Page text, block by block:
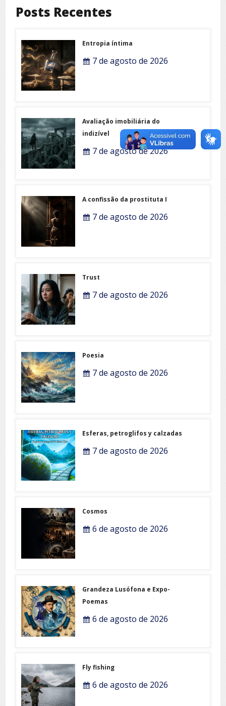
Posts Recentes
Entropia íntima
7 de agosto de 2026
Avaliação imobiliária do
indizível
7 de agosto de 2026
A confissão da prostituta I
7 de agosto de 2026
Trust
7 de agosto de 2026
Poesia
7 de agosto de 2026
Esferas, petroglifos y calzadas
7 de agosto de 2026
Cosmos
6 de agosto de 2026
Grandeza Lusófona e Expo-
Poemas
6 de agosto de 2026
Fly fishing
6 de agosto de 2026